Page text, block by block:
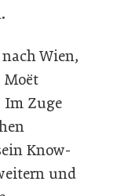
Wien,
Moët
Im Zuge
Know-
und